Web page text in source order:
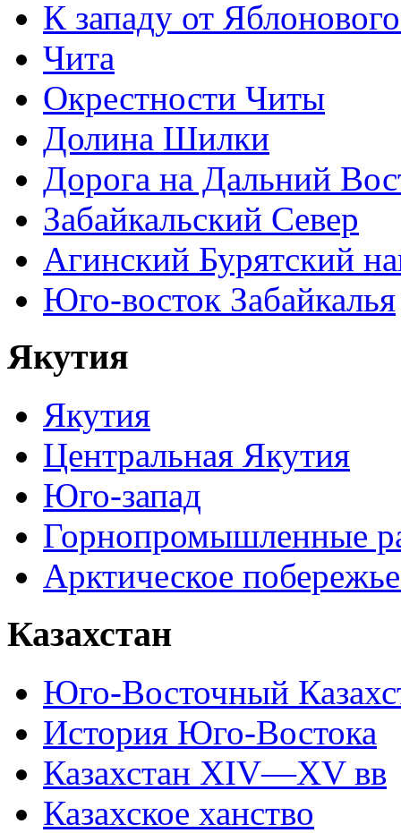
К западу от
Чита
Окрестности Читы
Долина Шилки
Дорога на Дальний
Забайкальский Север
Агинский Бурятский
Юго-восток Забайкалья
Якутия
Якутия
Центральная Якутия
Юго-запад
Горнопромышленные
Арктическое
Казахстан
Юго-Восточный
История Юго-Востока
Казахстан XIV—XV вв
Казахское ханство